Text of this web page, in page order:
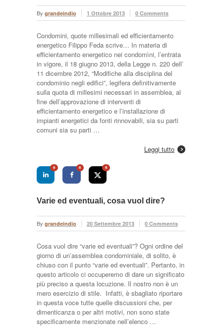
By grandeindio 1 Ottobre 2013 0 Comments
Condomini, quote millesimali ed efficientamento
energetico Filippo Feda scrive… In materia di
efficientamento energetico nei condomìni, l’entrata
in vigore, il 18 giugno 2013, della Legge n. 220 dell’
11 dicembre 2012, “Modifiche alla disciplina del
condominio negli edifici”, legifera definitivamente
sulla quota di millesimi necessari in assemblea, al
fine dell’approvazione di interventi di
efficientamento energetico e l’installazione di
impianti energetici da fonti rinnovabili, sia su parti
comuni sia su parti …
Leggi tutto
0 0 0
Varie ed eventuali, cosa vuol dire?
By grandeindio 20 Settembre 2013 0 Comments
Cosa vuol dire “varie ed eventuali”? Ogni ordine del
giorno di un’assemblea condominiale, di solito, è
chiuso con il punto “varie ed eventuali”. Pertanto, in
questo articolo ci occuperemo di dare un significato
più preciso a questa locuzione. Il nostro non è un
mero esercizio di stile. Infatti, è sbagliato riportare
in questa voce tutte quelle discussioni che, per
dimenticanza o per altri motivi, non sono state
specificamente menzionate nell’elenco …